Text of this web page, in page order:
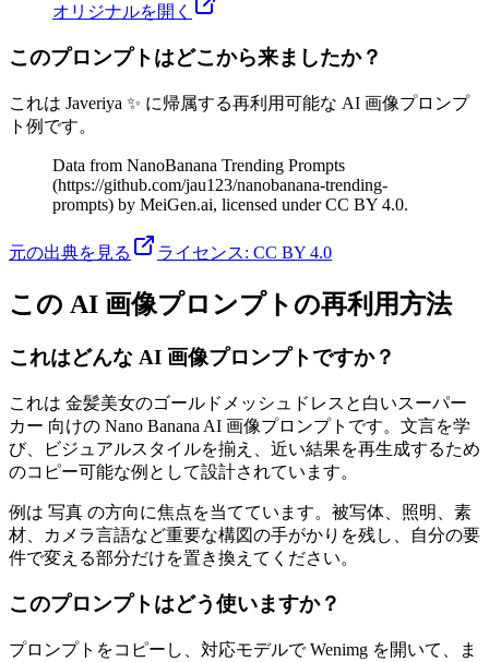
オリジナルを開く
このプロンプトはどこから来ましたか？
これは Javeriya ✨ に帰属する再利用可能な AI 画像プロンプ
ト例です。
Data from NanoBanana Trending Prompts
(https://github.com/jau123/nanobanana-trending-
prompts) by MeiGen.ai, licensed under CC BY 4.0.
元の出典を見る ライセンス: CC BY 4.0
この AI 画像プロンプトの再利用方法
これはどんな AI 画像プロンプトですか？
これは 金髪美女のゴールドメッシュドレスと白いスーパー
カー 向けの Nano Banana AI 画像プロンプトです。文言を学
び、ビジュアルスタイルを揃え、近い結果を再生成するため
のコピー可能な例として設計されています。
例は 写真 の方向に焦点を当てています。被写体、照明、素
材、カメラ言語など重要な構図の手がかりを残し、自分の要
件で変える部分だけを置き換えてください。
このプロンプトはどう使いますか？
プロンプトをコピーし、対応モデルで Wenimg を開いて、ま